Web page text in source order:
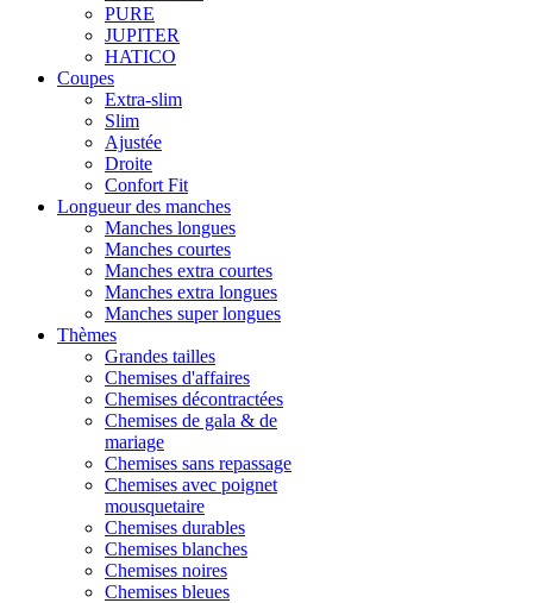
PURE
JUPITER
HATICO
Coupes
Extra-slim
Slim
Ajustée
Droite
Confort Fit
Longueur des manches
Manches longues
Manches courtes
Manches extra courtes
Manches extra longues
Manches super longues
Thèmes
Grandes tailles
Chemises d'affaires
Chemises décontractées
Chemises de gala & de
mariage
Chemises sans repassage
Chemises avec poignet
mousquetaire
Chemises durables
Chemises blanches
Chemises noires
Chemises bleues